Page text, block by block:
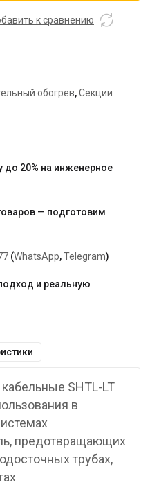
к сравнению
обогрев,Секции
до 20% на инженерное
— подготовим
(WhatsApp,Telegram)
и реальную
SHTL-LT
в
предотвращающих
трубах,